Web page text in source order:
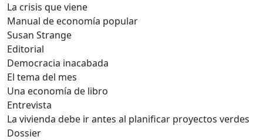
La crisis que viene
Manual de economía popular
Susan Strange
Editorial
Democracia inacabada
El tema del mes
Una economía de libro
Entrevista
La vivienda debe ir antes al planificar proyectos verdes
Dossier